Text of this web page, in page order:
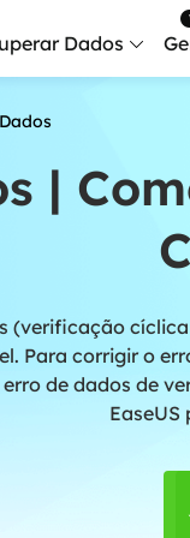
Dados
|
(verificação
Para corrigir o
de dados de
EaseUS